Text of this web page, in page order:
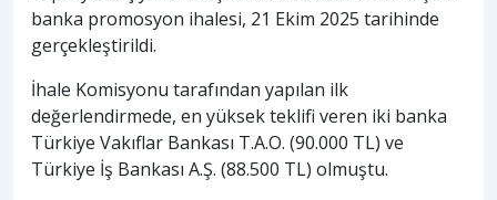
banka promosyon ihalesi, 21 Ekim 2025 tarihinde
gerçekleştirildi.
İhale Komisyonu tarafından yapılan ilk
değerlendirmede, en yüksek teklifi veren iki banka
Türkiye Vakıflar Bankası T.A.O. (90.000 TL) ve
Türkiye İş Bankası A.Ş. (88.500 TL) olmuştu.